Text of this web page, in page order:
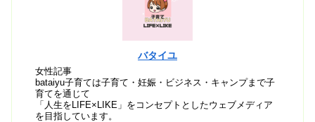
バタイユ
女性記事
bataiyu子育ては子育て・妊娠・ビジネス・キャンプまで子
育てを通じて
「人生をLIFE×LIKE」をコンセプトとしたウェブメディア
を目指しています。